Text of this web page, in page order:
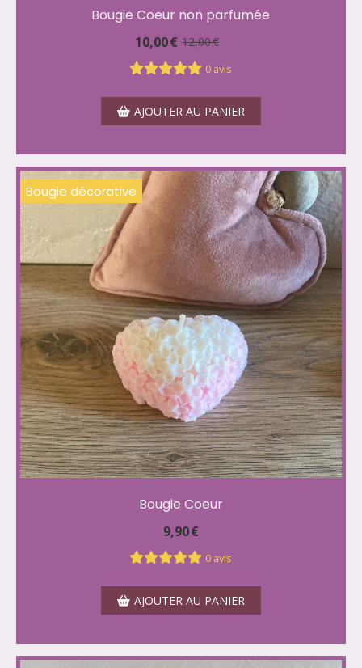
Bougie Coeur non parfumée
10,00€ 12,00€
0 avis
AJOUTER AU PANIER
Bougie décorative
Bougie Coeur
9,90€
0 avis
AJOUTER AU PANIER